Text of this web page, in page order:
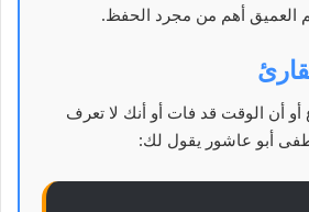
العميق أهم من مجرد الحفظ.
أو أن الوقت قد فات أو أنك لا تعرف
أبو عاشور يقول لك: